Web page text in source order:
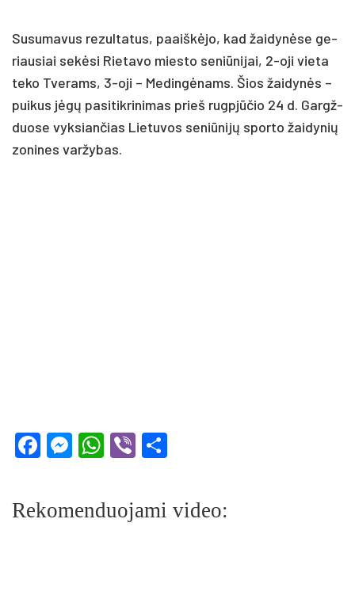
Su­su­ma­vus re­zul­ta­tus, paaiš­kė­jo, kad žai­dy­nė­se ge­
riau­siai se­kė­si Rie­ta­vo mies­to se­niū­ni­jai, 2-oji vie­ta
te­ko Tve­rams, 3-oji – Me­din­gė­nams. Šios žai­dy­nės –
pui­kus jė­gų pa­si­tik­ri­ni­mas prieš rugp­jū­čio 24 d. Gargž­
duo­se vyk­sian­čias Lie­tu­vos se­niū­ni­jų spor­to žai­dy­nių
zo­ni­nes var­žy­bas.
Facebook
Messenger
WhatsApp
Viber
Rekomenduojami video: